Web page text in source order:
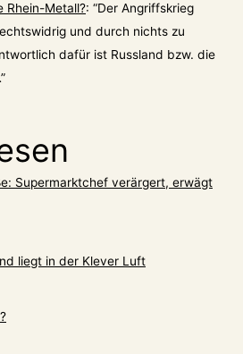
Rhein-Metall?: “Der Angriffskrieg
und durch nichts zu
dafür ist Russland bzw. die
”
Supermarktchef verärgert, erwägt
liegt in der Klever Luft